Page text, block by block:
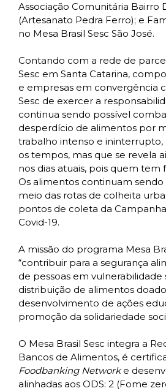
Associação Comunitária Bairro
(Artesanato Pedra Ferro); e
no Mesa Brasil Sesc São José.
Contando com a rede de
Sesc em Santa Catarina,
e empresas em convergência
Sesc de exercer a
continua sendo possível
desperdício de alimentos por
trabalho intenso e ininterrupto,
os tempos, mas que se revela
nos dias atuais, pois quem tem
Os alimentos continuam
meio das rotas de colheita
pontos de coleta da
Covid-19.
A missão do programa Mesa
“contribuir para a segurança
de pessoas em vulnerabilidade
distribuição de alimentos
desenvolvimento de ações
promoção da solidariedade
O Mesa Brasil Sesc integra a
Bancos de Alimentos, é
Foodbanking Networke
alinhadas aos ODS: 2 (Fome